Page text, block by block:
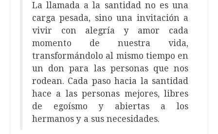
La llamada a la santidad no es una
carga pesada, sino una invitación a
vivir con alegría y amor cada
momento de nuestra vida,
transformándolo al mismo tiempo en
un don para las personas que nos
rodean. Cada paso hacia la santidad
hace a las personas mejores, libres
de egoísmo y abiertas a los
hermanos y a sus necesidades.